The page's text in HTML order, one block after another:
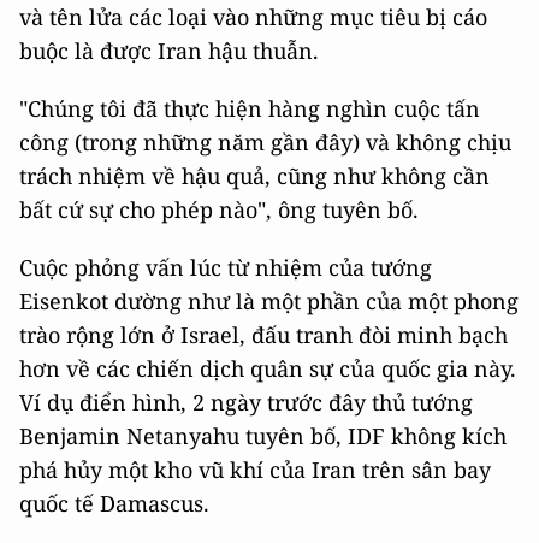
và tên lửa các loại vào những mục tiêu bị cáo
buộc là được Iran hậu thuẫn.
"Chúng tôi đã thực hiện hàng nghìn cuộc tấn
công (trong những năm gần đây) và không chịu
trách nhiệm về hậu quả, cũng như không cần
bất cứ sự cho phép nào", ông tuyên bố.
Cuộc phỏng vấn lúc từ nhiệm của tướng
Eisenkot dường như là một phần của một phong
trào rộng lớn ở Israel, đấu tranh đòi minh bạch
hơn về các chiến dịch quân sự của quốc gia này.
Ví dụ điển hình, 2 ngày trước đây thủ tướng
Benjamin Netanyahu tuyên bố, IDF không kích
phá hủy một kho vũ khí của Iran trên sân bay
quốc tế Damascus.